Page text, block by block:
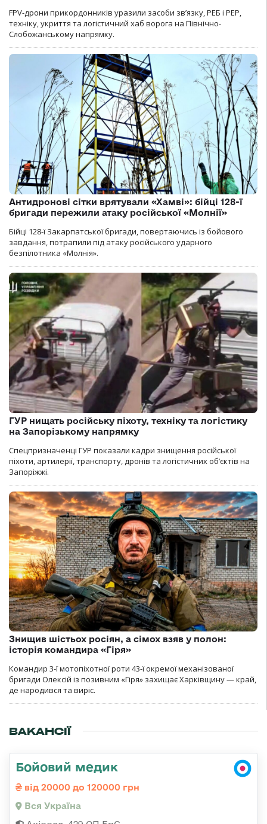
FPV-дрони прикордонників уразили засоби зв’язку, РЕБ і РЕР,
техніку, укриття та логістичний хаб ворога на Північно-
Слобожанському напрямку.
Антидронові сітки врятували «Хамві»: бійці 128-ї
бригади пережили атаку російської «Молнії»
Бійці 128-ї Закарпатської бригади, повертаючись із бойового
завдання, потрапили під атаку російського ударного
безпілотника «Молнія».
ГУР нищать російську піхоту, техніку та логістику
на Запорізькому напрямку
Спецпризначенці ГУР показали кадри знищення російської
піхоти, артилерії, транспорту, дронів та логістичних об’єктів на
Запоріжжі.
Знищив шістьох росіян, а сімох взяв у полон:
історія командира «Гіря»
Командир 3-ї мотопіхотної роти 43-ї окремої механізованої
бригади Олексій із позивним «Гіря» захищає Харківщину — край,
де народився та виріс.
ВАКАНСІЇ
Бойовий медик
від 20000 до 120000 грн
Вся Україна